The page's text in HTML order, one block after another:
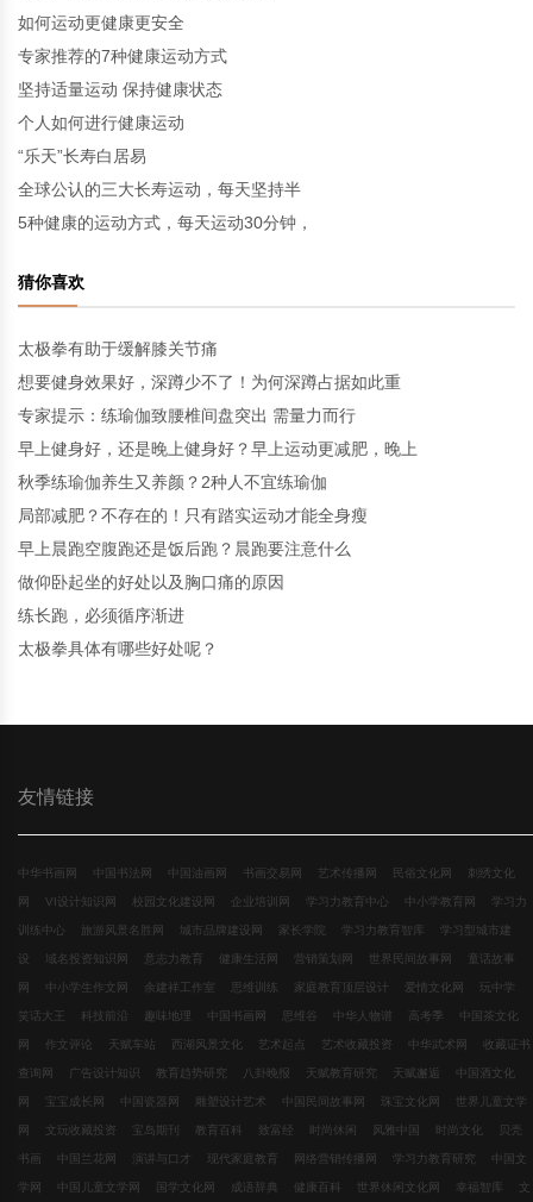
如何运动更健康更安全
专家推荐的7种健康运动方式
坚持适量运动 保持健康状态
个人如何进行健康运动
“乐天”长寿白居易
全球公认的三大长寿运动，每天坚持半
5种健康的运动方式，每天运动30分钟，
猜你喜欢
太极拳有助于缓解膝关节痛
想要健身效果好，深蹲少不了！为何深蹲占据如此重
专家提示：练瑜伽致腰椎间盘突出 需量力而行
早上健身好，还是晚上健身好？早上运动更减肥，晚上
秋季练瑜伽养生又养颜？2种人不宜练瑜伽
局部减肥？不存在的！只有踏实运动才能全身瘦
早上晨跑空腹跑还是饭后跑？晨跑要注意什么
做仰卧起坐的好处以及胸口痛的原因
练长跑，必须循序渐进
太极拳具体有哪些好处呢？
友情链接
中华书画网 中国书法网 中国油画网 书画交易网 艺术传播网 民俗文化网 刺绣文化
网 VI设计知识网 校园文化建设网 企业培训网 学习力教育中心 中小学教育网 学习力
训练中心 旅游风景名胜网 城市品牌建设网 家长学院 学习力教育智库 学习型城市建
设 域名投资知识网 意志力教育 健康生活网 营销策划网 世界民间故事网 童话故事
网 中小学生作文网 余建祥工作室 思维训练 家庭教育顶层设计 爱情文化网 玩中学
笑话大王 科技前沿 趣味地理 中国书画网 思维谷 中华人物谱 高考季 中国茶文化
网 作文评论 天赋车站 西湖风景文化 艺术起点 艺术收藏投资 中华武术网 收藏证书
查询网 广告设计知识 教育趋势研究 八卦晚报 天赋教育研究 天赋邂逅 中国酒文化
网 宝宝成长网 中国瓷器网 雕塑设计艺术 中国民间故事网 珠宝文化网 世界儿童文学
网 文玩收藏投资 宝岛期刊 教育百科 致富经 时尚休闲 风雅中国 时尚文化 贝壳
书画 中国兰花网 演讲与口才 现代家庭教育 网络营销传播网 学习力教育研究 中国文
学网 中国儿童文学网 国学文化网 成语辞典 健康百科 世界休闲文化网 幸福智库 文